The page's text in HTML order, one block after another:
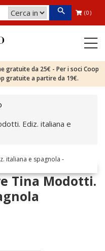
(0)
gratuite da 25€ - Per i soci Coop
gratuite a partire da 19€.
Ediz. italiana e
Tina Modotti.